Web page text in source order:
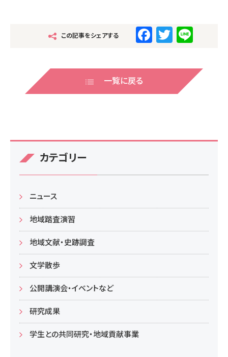
この記事をシェアする
F
c
b
T
tt
er
e
一覧に戻る
カテゴリー
ニュース
地域踏査演習
地域文献・史跡調査
文学散歩
公開講演会・イベントなど
研究成果
学生との共同研究・地域貢献事業